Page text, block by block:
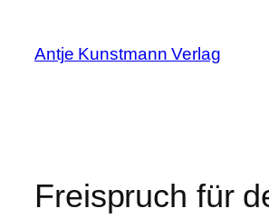
springen
Antje Kunstmann Verlag
Freispruch für